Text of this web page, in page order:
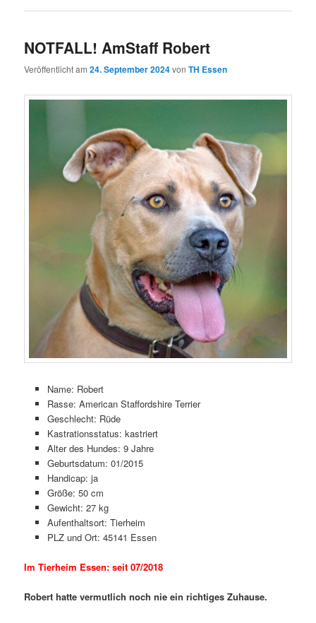
NOTFALL! AmStaff Robert
Veröffentlicht am24. September 2024vonTH Essen
Name: Robert
Rasse: American Staffordshire Terrier
Geschlecht: Rüde
Kastrationsstatus: kastriert
Alter des Hundes: 9 Jahre
Geburtsdatum: 01/2015
Handicap: ja
Größe: 50 cm
Gewicht: 27 kg
Aufenthaltsort: Tierheim
PLZ und Ort: 45141 Essen
Im Tierheim Essen: seit 07/2018
Robert hatte vermutlich noch nie ein richtiges Zuhause.